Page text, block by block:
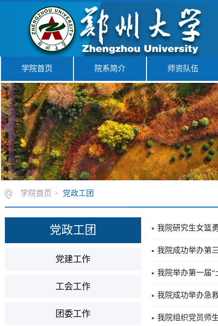
学院首页 院系简介 师资队伍
学院首页 > 党政工团
党政工团
党建工作
工会工作
团委工作
我院研究生女篮
我院成功举办第
我院举办第一届“
我院成功举办急
我院组织党员师